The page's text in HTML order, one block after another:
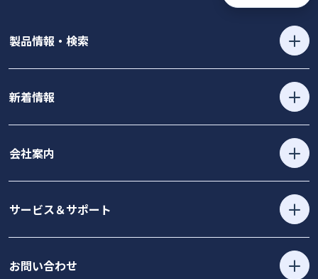
製品情報・検索
新着情報
会社案内
サービス＆サポート
お問い合わせ